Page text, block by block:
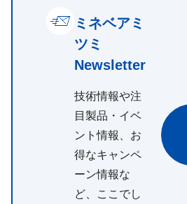
ミネベアミ
ツミ
Newsletter
技術情報や注
目製品・イベ
ント情報、お
得なキャンペ
ーン情報な
ど、ここでし